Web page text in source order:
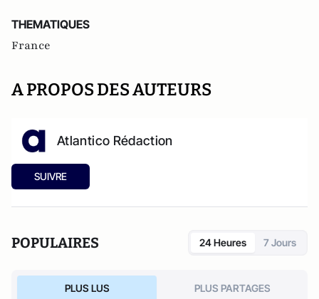
THEMATIQUES
France
A PROPOS DES AUTEURS
Atlantico Rédaction
SUIVRE
POPULAIRES 24 Heures 7 Jours
PLUS LUS PLUS PARTAGES